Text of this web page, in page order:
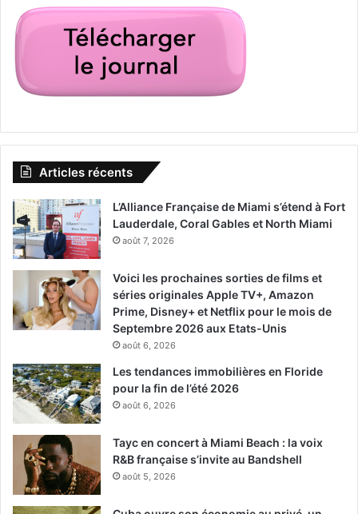
Articles récents
L’Alliance Française de Miami s’étend à Fort
Lauderdale, Coral Gables et North Miami
août 7, 2026
Voici les prochaines sorties de films et
séries originales Apple TV+, Amazon
Prime, Disney+ et Netflix pour le mois de
Septembre 2026 aux Etats-Unis
août 6, 2026
Les tendances immobilières en Floride
pour la fin de l’été 2026
août 6, 2026
Tayc en concert à Miami Beach : la voix
R&B française s’invite au Bandshell
août 5, 2026